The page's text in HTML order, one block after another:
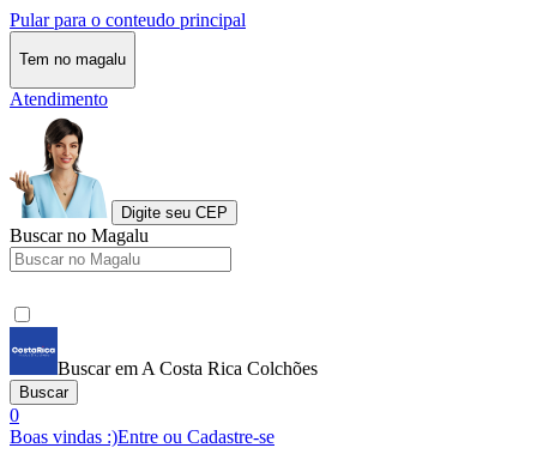
Pular para o conteudo principal
Tem no magalu
Atendimento
Digite seu CEP
Buscar no Magalu
Buscar em A Costa Rica Colchões
Buscar
0
Boas vindas :)Entre ou Cadastre-se